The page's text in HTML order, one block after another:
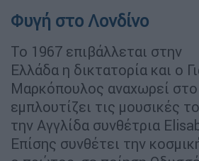
Φυγή στο Λονδίνο
Το 1967 επιβάλλεται στην
Ελλάδα η δικτατορία και ο
Μαρκόπουλος αναχωρεί στο
εμπλουτίζει τις μουσικές
την Αγγλίδα συνθέτρια
Επίσης συνθέτει την